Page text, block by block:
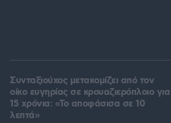
Συνταξιούχος μετακομίζει από τον
οίκο ευγηρίας σε κρουαζιερόπλοιο για
15 χρόνια: «Το αποφάσισα σε 10
λεπτά»